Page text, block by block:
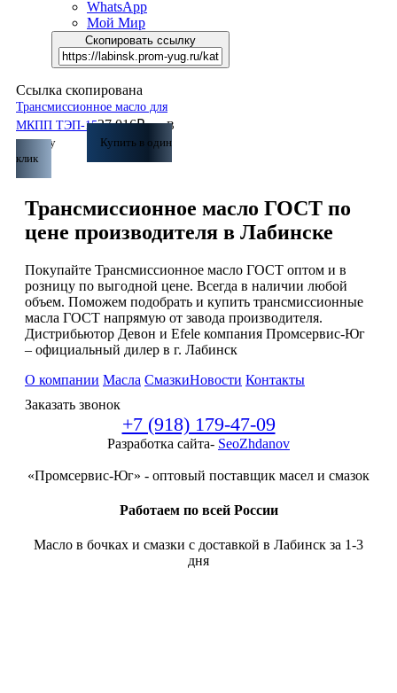
WhatsApp
Мой Мир
Скопировать ссылку
Ссылка скопирована
Трансмиссионное масло для
МКПП ТЭП-1527 016₽
В
корзину
Купить в один
клик
Трансмиссионное масло ГОСТ по
цене производителя в Лабинске
Покупайте Трансмиссионное масло ГОСТ оптом и в
розницу по выгодной цене. Всегда в наличии любой
объем. Поможем подобрать и купить трансмиссионные
масла ГОСТ напрямую от завода производителя.
Дистрибьютор Девон и Efele компания Промсервис-Юг
– официальный дилер в г. Лабинск
О компании Масла СмазкиНовости Контакты
Заказать звонок
+7 (918) 179-47-09
Разработка сайта- SeoZhdanov
«Промсервис-Юг» - оптовый поставщик масел и смазок
Работаем по всей России
Масло в бочках и смазки с доставкой в Лабинск за 1-3
дня